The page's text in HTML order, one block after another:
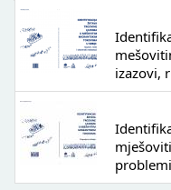
izazovi,